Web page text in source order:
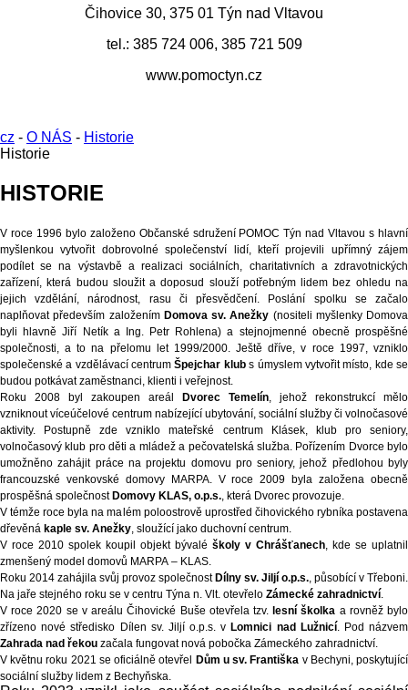
Čihovice 30, 375 01 Týn nad Vltavou
tel.: 385 724 006, 385 721 509
www.pomoctyn.cz
cz - O NÁS - Historie
Historie
HISTORIE
V roce 1996 bylo založeno Občanské sdružení POMOC Týn nad Vltavou s hlavní
myšlenkou vytvořit dobrovolné společenství lidí, kteří projevili upřímný zájem
podílet se na výstavbě a realizaci sociálních, charitativních a zdravotnických
zařízení, která budou sloužit a doposud slouží potřebným lidem bez ohledu na
jejich vzdělání, národnost, rasu či přesvědčení. Poslání spolku se začalo
naplňovat především založením Domova sv. Anežky (nositeli myšlenky Domova
byli hlavně Jiří Netík a Ing. Petr Rohlena) a stejnojmenné obecně prospěšné
společnosti, a to na přelomu let 1999/2000. Ještě dříve, v roce 1997, vzniklo
společenské a vzdělávací centrumŠpejchar klubs úmyslem vytvořit místo, kde se
budou potkávat zaměstnanci, klienti i veřejnost.
Roku 2008 byl zakoupen areál Dvorec Temelín , jehož rekonstrukcí mělo
vzniknout víceúčelové centrum nabízející ubytování, sociální služby či volnočasové
aktivity. Postupně zde vzniklo mateřské centrum Klásek, klub pro seniory,
volnočasový klub pro děti a mládež a pečovatelská služba. Pořízením Dvorce bylo
umožněno zahájit práce na projektu domovu pro seniory, jehož předlohou byly
francouzské venkovské domovy MARPA. V roce 2009 byla založena obecně
prospěšná společnostDomovy KLAS, o.p.s. , která Dvorec provozuje.
V témže roce byla na malém poloostrově uprostřed čihovického rybníka postavena
dřevěná kaple sv. Anežky , sloužící jako duchovní centrum.
V roce 2010 spolek koupil objekt bývalé školy v Chrášťanech , kde se uplatnil
zmenšený model domovů MARPA – KLAS.
Roku 2014 zahájila svůj provoz společnostDílny sv. Jiljí o.p.s. , působící v Třeboni.
Na jaře stejného roku se v centru Týna n. Vlt. otevřelo Zámecké zahradnictví
V roce 2020 se v areálu Čihovické Buše otevřela tzv.lesní školka a rovněž bylo
zřízeno nové středisko Dílen sv. Jiljí o.p.s. vLomnici nad Lužnicí. Pod názvem
Zahrada nad řekou začala fungovat nová pobočka Zámeckého zahradnictví.
V květnu roku 2021 se oficiálně otevřel Dům u sv. Františka v Bechyni, poskytující
sociální služby lidem z Bechyňska.